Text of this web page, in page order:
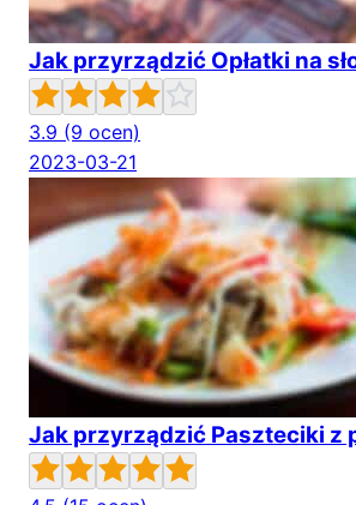
Jak przyrządzić Opłatki na
3.9 (9 ocen)
2023-03-21
Jak przyrządzić Paszteciki z